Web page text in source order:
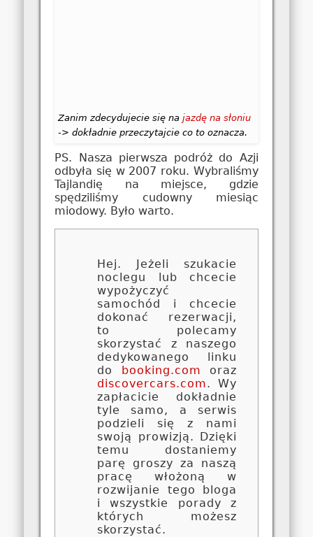
Zanim zdecydujecie się najazdę na słoniu
-> dokładnie przeczytajcie co to oznacza.
PS. Nasza pierwsza podróż do Azji
odbyła się w 2007 roku. Wybraliśmy
Tajlandię na miejsce, gdzie
spędziliśmy cudowny miesiąc
miodowy. Było warto.
Hej. Jeżeli szukacie
noclegu lub chcecie
wypożyczyć
samochód i chcecie
dokonać rezerwacji,
to polecamy
skorzystać z naszego
dedykowanego linku
do booking.com oraz
discovercars.com. Wy
zapłacicie dokładnie
tyle samo, a serwis
podzieli się z nami
swoją prowizją. Dzięki
temu dostaniemy
parę groszy za naszą
pracę włożoną w
rozwijanie tego bloga
i wszystkie porady z
których możesz
skorzystać.